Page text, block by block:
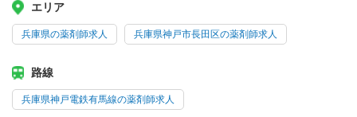
エリア
兵庫県の薬剤師求人 兵庫県神戸市長田区の薬剤師求人
路線
兵庫県神戸電鉄有馬線の薬剤師求人